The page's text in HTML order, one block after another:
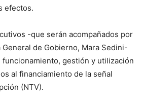
efectos.
-que serán acompañados por
de Gobierno, Mara Sedini-
funcionamiento, gestión y utilización
al financiamiento de la señal
(NTV).